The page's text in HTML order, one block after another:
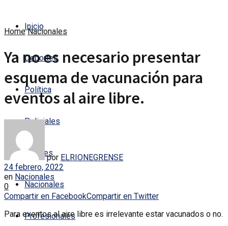
Inicio
Deportes
Política
Policiales
Locales
Nacionales
Profesionales
Home Nacionales
Ya no es necesario presentar
esquema de vacunación para
eventos al aire libre.
por ELRIONEGRENSE
24 febrero, 2022
en Nacionales
0
Compartir en FacebookCompartir en Twitter
Para eventos al aire libre es irrelevante estar vacunados o no.